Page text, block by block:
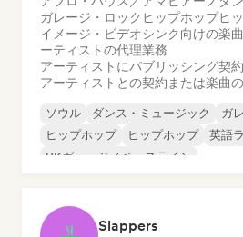
ガレージ・ロック ヒップホップヒ
イメージ・ビデオシンク向けの楽
ーティストの代理業務
アーティストにパブリッシング契
アーティストとの契約または楽曲
ソウル ダンス・ミュージック
ガ
ヒップホップ
ヒップホップ 英語
UKガレージ／ベースライン
Slappers